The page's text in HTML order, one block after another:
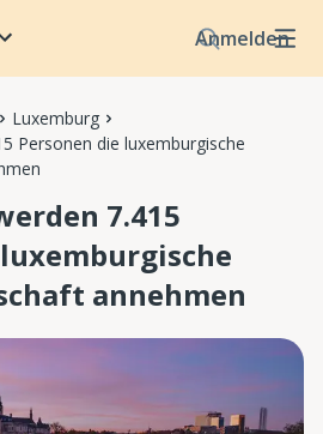
Anmelden
Luxemburg
Personen die luxemburgische
7.415
annehmen